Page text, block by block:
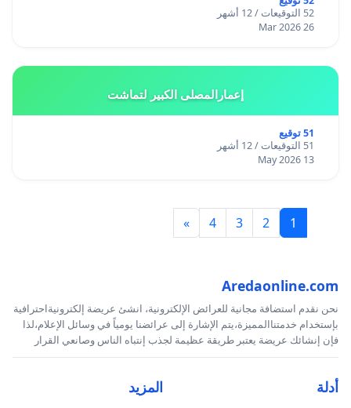
52 التوقيعات / 12 أشهر
26 Mar 2026
إعمارالمصلى الكبير لتماشت
51 توقيع
51 التوقيعات / 12 أشهر
13 May 2026
1
2
3
4
»
Aredaonline.com
نحن نقدم استضافة مجانية للعرائض الإلكترونية، انشئ عريضة إلكترونيةاحترافية
بإستخدام خدمتناالمميزة،يتم الإشارة إلى عرائضنا يومياً في وسائل الإعلام،لذا
فإن إنشائك عريضة يعتبر طريقة عظيمة لجذب إنتباه الناس وصانعي القرار
أدلة المزيد